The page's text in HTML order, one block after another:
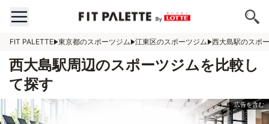
FIT PALETTE 東京都のスポーツジム 江東区のスポーツジム 西大島駅のスポ
西大島駅周辺のスポーツジムを比較し
て探す